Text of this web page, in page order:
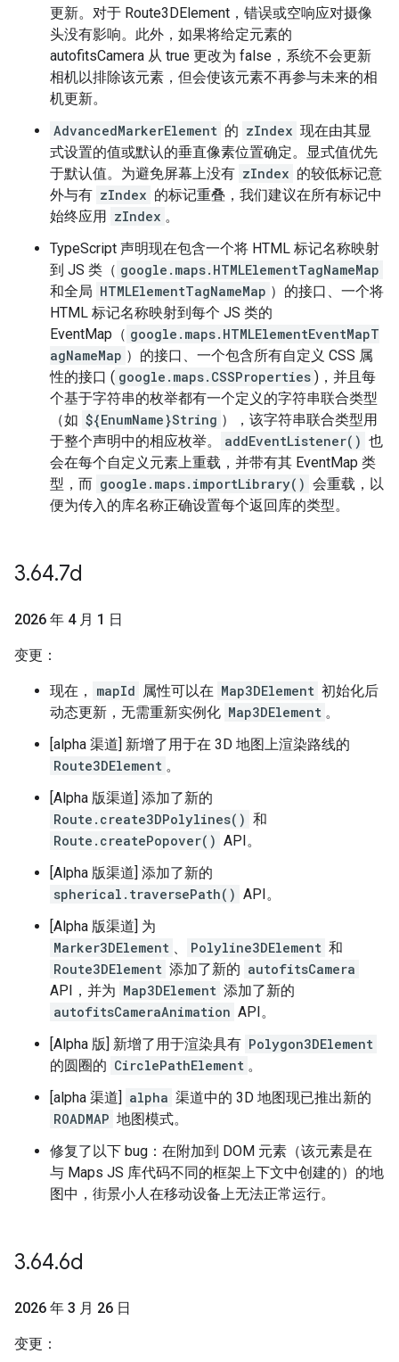
更新。对于 Route3DElement，错误或空响应对摄像
头没有影响。此外，如果将给定元素的
autofitsCamera 从 true 更改为 false，系统不会更新
相机以排除该元素，但会使该元素不再参与未来的相
机更新。
AdvancedMarkerElement 的 zIndex 现在由其显
式设置的值或默认的垂直像素位置确定。显式值优先
于默认值。为避免屏幕上没有 zIndex 的较低标记意
外与有 zIndex 的标记重叠，我们建议在所有标记中
始终应用 zIndex 。
TypeScript 声明现在包含一个将 HTML 标记名称映射
到 JS 类（ google.maps.HTMLElementTagNameMap
和全局 HTMLElementTagNameMap ）的接口、一个将
HTML 标记名称映射到每个 JS 类的
EventMap（ google.maps.HTMLElementEventMapT
agNameMap ）的接口、一个包含所有自定义 CSS 属
性的接口 ( google.maps.CSSProperties )，并且每
个基于字符串的枚举都有一个定义的字符串联合类型
（如 ${EnumName}String ），该字符串联合类型用
于整个声明中的相应枚举。
addEventListener() 也
会在每个自定义元素上重载，并带有其 EventMap 类
型，而 google.maps.importLibrary() 会重载，以
便为传入的库名称正确设置每个返回库的类型。
3.64.7d
2026 年 4 月 1 日
变更：
现在， mapId 属性可以在 Map3DElement 初始化后
动态更新，无需重新实例化 Map3DElement 。
[alpha 渠道] 新增了用于在 3D 地图上渲染路线的
Route3DElement 。
[Alpha 版渠道] 添加了新的
Route.create3DPolylines() 和
Route.createPopover() API。
[Alpha 版渠道] 添加了新的
spherical.traversePath() API。
[Alpha 版渠道] 为
Marker3DElement 、 Polyline3DElement 和
Route3DElement 添加了新的 autofitsCamera
API，并为 Map3DElement 添加了新的
autofitsCameraAnimation API。
[Alpha 版] 新增了用于渲染具有 Polygon3DElement
的圆圈的 CirclePathElement 。
[alpha 渠道] alpha 渠道中的 3D 地图现已推出新的
ROADMAP 地图模式。
修复了以下 bug：在附加到 DOM 元素（该元素是在
与 Maps JS 库代码不同的框架上下文中创建的）的地
图中，街景小人在移动设备上无法正常运行。
3.64.6d
2026 年 3 月 26 日
变更：